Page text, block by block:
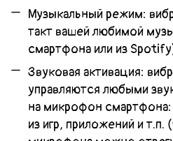
Музыкальный режим:
такт вашей любимой
смартфона или из
Звуковая активация:
управляются любыми
на микрофон смартфона:
из игр, приложений и т.п.